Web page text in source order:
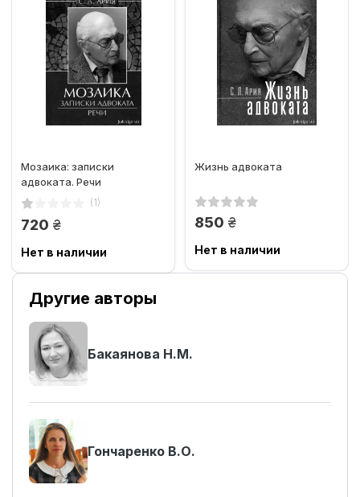
Мозаика: записки
адвоката. Речи
(1)
720 грн.
Нет в наличии
Жизнь адвоката
850 грн.
Нет в наличии
Другие авторы
Бакаянова Н.М.
Гончаренко В.О.